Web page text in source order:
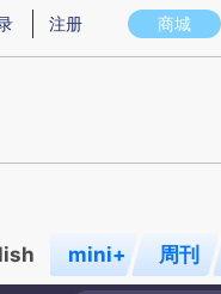
图存在偏差。不代表财新观
商城
注册
mini+ 周刊